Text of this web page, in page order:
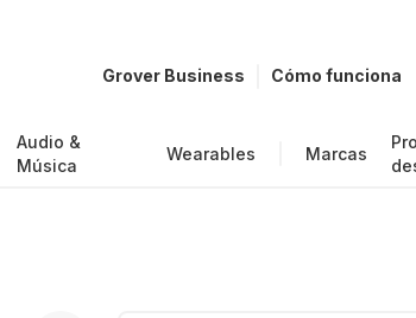
Grover Business Cómo funciona
Audio &
Música
Wearables Marcas